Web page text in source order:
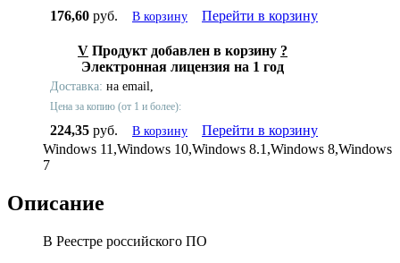
176,60 руб. В корзину Перейти в корзину
V Продукт добавлен в корзину ?
Электронная лицензия на 1 год
Доставка: на email,
Цена за копию (от 1 и более):
224,35 руб. В корзину
Перейти в корзину
Windows 11,Windows 10,Windows 8.1,Windows 8,Windows
7
Описание
В Реестре российского ПО